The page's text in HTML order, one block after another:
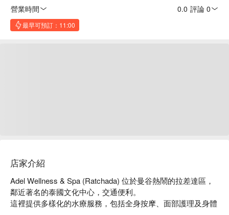
營業時間
0.0 評論 0
最早可預訂：11:00
店家介紹
Adel Wellness & Spa (Ratchada) 位於曼谷熱鬧的拉差達區，
鄰近著名的泰國文化中心，交通便利。
這裡提供多樣化的水療服務，包括全身按摩、面部護理及身體